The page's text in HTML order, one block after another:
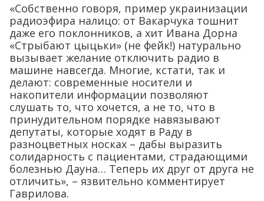
«Собственно говоря, пример украинизации
радиоэфира налицо: от Вакарчука тошнит
даже его поклонников, а хит Ивана Дорна
«Стрыбают цыцьки» (не фейк!) натурально
вызывает желание отключить радио в
машине навсегда. Многие, кстати, так и
делают: современные носители и
накопители информации позволяют
слушать то, что хочется, а не то, что в
принудительном порядке навязывают
депутаты, которые ходят в Раду в
разноцветных носках – дабы выразить
солидарность с пациентами, страдающими
болезнью Дауна… Теперь их друг от друга не
отличить», – язвительно комментирует
Гаврилова.